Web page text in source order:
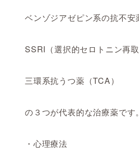
ベンゾジアゼピン系の抗不安
SSRI（選択的セロトニン再取
三環系抗うつ薬（TCA）
の３つが代表的な治療薬です。
・心理療法